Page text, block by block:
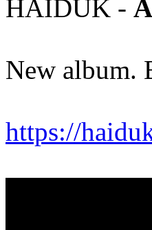
HAIDUK -
New album.
https://